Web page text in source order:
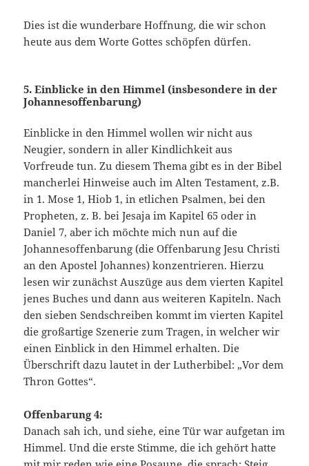
Dies ist die wunderbare Hoffnung, die wir schon
heute aus dem Worte Gottes schöpfen dürfen.
5. Einblicke in den Himmel (insbesondere in der
Johannesoffenbarung)
Einblicke in den Himmel wollen wir nicht aus
Neugier, sondern in aller Kindlichkeit aus
Vorfreude tun. Zu diesem Thema gibt es in der Bibel
mancherlei Hinweise auch im Alten Testament, z.B.
in 1. Mose 1, Hiob 1, in etlichen Psalmen, bei den
Propheten, z. B. bei Jesaja im Kapitel 65 oder in
Daniel 7, aber ich möchte mich nun auf die
Johannesoffenbarung (die Offenbarung Jesu Christi
an den Apostel Johannes) konzentrieren. Hierzu
lesen wir zunächst Auszüge aus dem vierten Kapitel
jenes Buches und dann aus weiteren Kapiteln. Nach
den sieben Sendschreiben kommt im vierten Kapitel
die großartige Szenerie zum Tragen, in welcher wir
einen Einblick in den Himmel erhalten. Die
Überschrift dazu lautet in der Lutherbibel: „Vor dem
Thron Gottes“.
Offenbarung 4:
Danach sah ich, und siehe, eine Tür war aufgetan im
Himmel. Und die erste Stimme, die ich gehört hatte